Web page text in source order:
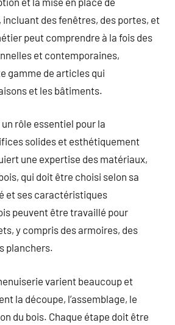
des fenêtres, des portes, et
peut comprendre à la fois des
et contemporaines,
gamme de articles qui
et les bâtiments.
rôle essentiel pour la
solides et esthétiquement
une expertise des matériaux,
qui doit être choisi selon sa
et ses caractéristiques
peuvent être travaillé pour
y compris des armoires, des
planchers.
varient beaucoup et
la découpe, l’assemblage, le
du bois. Chaque étape doit être